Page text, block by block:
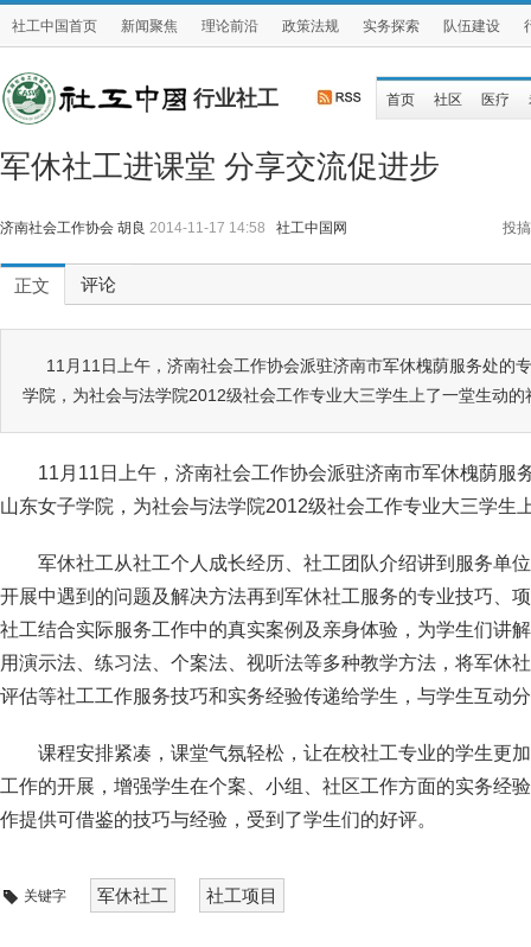
社工中国首页 新闻聚焦 理论前沿 政策法规 实务探索 队伍建设
行业社工 首页 社区 医疗
军休社工进课堂 分享交流促进步
济南社会工作协会 胡良 2014-11-17 14:58 社工中国网 投搞
正文 评论
11月11日上午，济南社会工作协会派驻济南市军休槐荫服务处的
学院，为社会与法学院2012级社会工作专业大三学生上了一堂生动的
11月11日上午，济南社会工作协会派驻济南市军休槐荫服
山东女子学院，为社会与法学院2012级社会工作专业大三学生
军休社工从社工个人成长经历、社工团队介绍讲到服务单
开展中遇到的问题及解决方法再到军休社工服务的专业技巧、
社工结合实际服务工作中的真实案例及亲身体验，为学生们讲
用演示法、练习法、个案法、视听法等多种教学方法，将军休
评估等社工工作服务技巧和实务经验传递给学生，与学生互动
课程安排紧凑，课堂气氛轻松，让在校社工专业的学生更
工作的开展，增强学生在个案、小组、社区工作方面的实务经
作提供可借鉴的技巧与经验，受到了学生们的好评。
关键字 军休社工 社工项目